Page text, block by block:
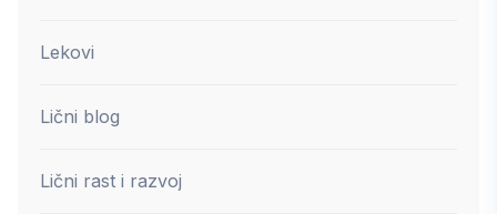
Lekovi
Lični blog
Lični rast i razvoj